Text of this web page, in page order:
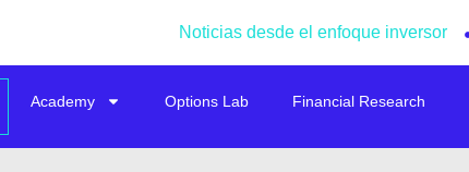
Noticias desde el enfoque inversor
Academy Options Lab Financial Research